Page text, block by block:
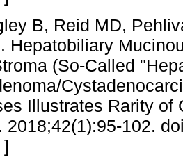
B, Reid MD,
Hepatobiliary
(So-Called
Illustrates Rarity of
2018;42(1):95-102.
]